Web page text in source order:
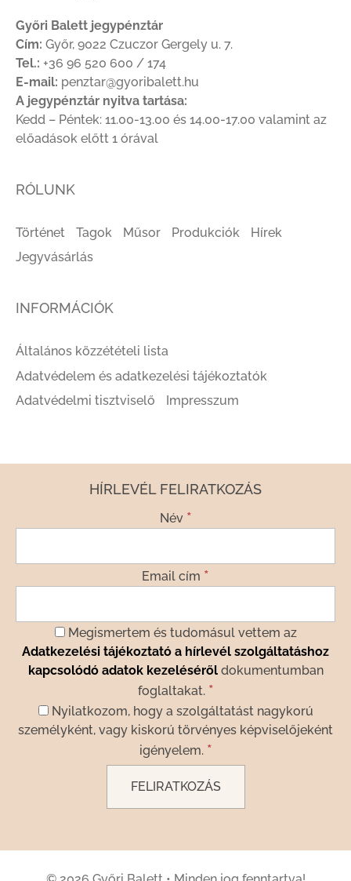
Győri Balett jegypénztár
Cím: Győr, 9022 Czuczor Gergely u. 7.
Tel.: +36 96 520 600 / 174
E-mail: penztar@gyoribalett.hu
A jegypénztár nyitva tartása:
Kedd – Péntek: 11.00-13.00 és 14.00-17.00 valamint az
előadások előtt 1 órával
RÓLUNK
Történet Tagok Műsor Produkciók
Hírek
Jegyvásárlás
INFORMÁCIÓK
Általános közzétételi lista
Adatvédelem és adatkezelési tájékoztatók
Adatvédelmi tisztviselő
Impresszum
HÍRLEVÉL FELIRATKOZÁS
Név *
Email cím *
Megismertem és tudomásul vettem az
Adatkezelési tájékoztató a hírlevél szolgáltatáshoz
kapcsolódó adatok kezelésérőldokumentumban
foglaltakat. *
Nyilatkozom, hogy a szolgáltatást nagykorú
személyként, vagy kiskorú törvényes képviselőjeként
igényelem. *